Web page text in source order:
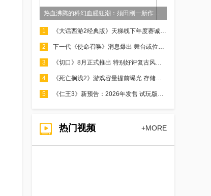
热血沸腾的科幻血腥狂潮：须田刚一新作《死人罗密欧》
1 《大话西游2经典版》天梯线下年度赛诚邀少侠观赛！线上线下赛事福利一览
2 下一代《使命召唤》消息爆出 舞台或位于朝鲜半岛
3 《切口》8月正式推出 特别好评复古风格FPS
4 《死亡搁浅2》游戏容量提前曝光 存储需求近百GB
5 《仁王3》新预告：2026年发售 试玩版上线
热门视频 +MORE